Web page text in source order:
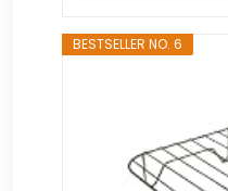
BESTSELLER NO. 6